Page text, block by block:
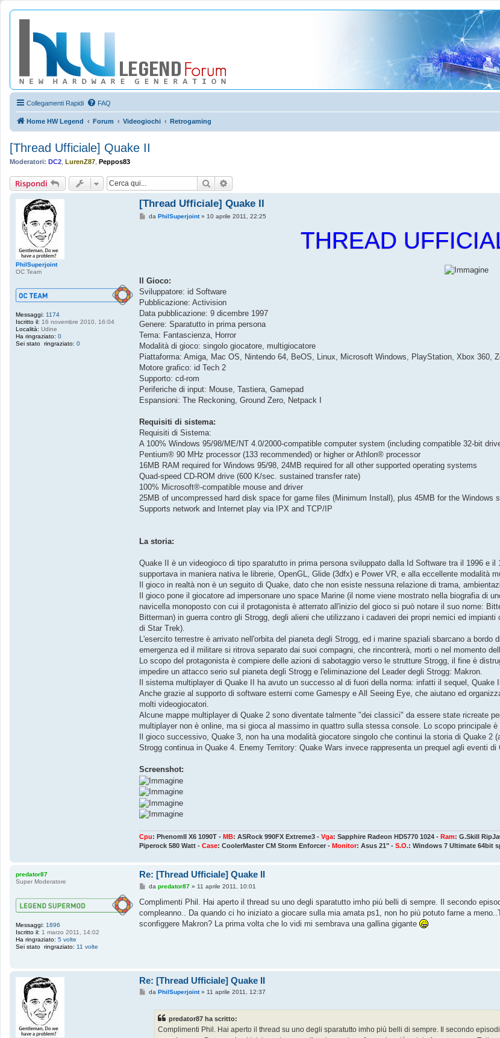
Collegamenti Rapidi FAQ
Home HW Legend Forum Videogiochi Retrogaming
[Thread Ufficiale] Quake II
Moderatori: DC2 LurenZ87 Peppos83
Rispondi Cerca
PhilSuperjoint
OC Team
Messaggi: 1174
Iscritto il: 16 novembre 2010, 16:04
Località: Udine
Ha ringraziato: 0
Sei stato ringraziato: 0
[Thread Ufficiale] Quake II
Mda PhilSuperjoint» 10 aprile 2011, 22:25
THREAD
Il Gioco:
Sviluppatore: id Software
Pubblicazione: Activision
Data pubblicazione: 9 dicembre 1997
Genere: Sparatutto in prima persona
Tema: Fantascienza, Horror
Modalità di gioco: singolo giocatore, multigiocatore
Piattaforma: Amiga, Mac OS, Nintendo 64, BeOS, Linux, Microsoft Windows, PlayStation, Xbox 360,
Motore grafico: id Tech 2
Supporto: cd-rom
Periferiche di input: Mouse, Tastiera, Gamepad
Espansioni: The Reckoning, Ground Zero, Netpack I
Requisiti di sistema:
Requisiti di Sistema:
A 100% Windows 95/98/ME/NT 4.0/2000-compatible computer system (including compatible 32-bit
Pentium® 90 MHz processor (133 recommended) or higher or Athlon® processor
16MB RAM required for Windows 95/98, 24MB required for all other supported operating systems
Quad-speed CD-ROM drive (600 K/sec. sustained transfer rate)
100% Microsoft®-compatible mouse and driver
25MB of uncompressed hard disk space for game files (Minimum Install), plus 45MB for the Windows
Supports network and Internet play via IPX and TCP/IP
La storia:
Quake II è un videogioco di tipo sparatutto in prima persona sviluppato dalla Id Software tra il 1996 e
supportava in maniera nativa le librerie, OpenGL, Glide (3dfx) e Power VR, e alla eccellente modalità
Il gioco in realtà non è un seguito di Quake, dato che non esiste nessuna relazione di trama,
Il gioco pone il giocatore ad impersonare uno space Marine (il nome viene mostrato nella biografia di
navicella monoposto con cui il protagonista è atterrato all'inizio del gioco si può notare il suo nome:
Bitterman) in guerra contro gli Strogg, degli alieni che utilizzano i cadaveri dei propri nemici ed
di Star Trek).
L'esercito terrestre è arrivato nell'orbita del pianeta degli Strogg, ed i marine spaziali sbarcano a
emergenza ed il militare si ritrova separato dai suoi compagni, che rincontrerà, morti o nel momento
Lo scopo del protagonista è compiere delle azioni di sabotaggio verso le strutture Strogg, il fine è
impedire un attacco serio sul pianeta degli Strogg e l'eliminazione del Leader degli Strogg: Makron.
Il sistema multiplayer di Quake II ha avuto un successo al di fuori della norma: infatti il sequel,
Anche grazie al supporto di software esterni come Gamespy e All Seeing Eye, che aiutano ed
molti videogiocatori.
Alcune mappe multiplayer di Quake 2 sono diventate talmente "dei classici" da essere state ricreate
multiplayer non è online, ma si gioca al massimo in quattro sulla stessa console. Lo scopo principale
Il gioco successivo, Quake 3, non ha una modalità giocatore singolo che continui la storia di Quake
Strogg continua in Quake 4. Enemy Territory: Quake Wars invece rappresenta un prequel agli eventi di
Screenshot:
Cpu: PhenomII X6 1090T - MB: ASRock 990FX Extreme3 - Vga: Sapphire Radeon HD5770 1024 - Ram: G.Skill
Piperock 580 Watt - Case: CoolerMaster CM Storm Enforcer - Monitor: Asus 21" - S.O.: Windows 7 Ultimate 64bit
predator87
Super Moderatore
Messaggi: 1896
Iscritto il: 1 marzo 2011, 14:02
Ha ringraziato: 5 volte
Sei stato ringraziato: 11 volte
Re: [Thread Ufficiale] Quake II
M
s
a
g
da predator87» 11 aprile 2011, 10:01
Complimenti Phil. Hai aperto il thread su uno degli sparatutto imho più belli di sempre. Il secondo
compleanno.. Da quando ci ho iniziato a giocare sulla mia amata ps1, non ho più potuto farne a
sconfiggere Makron? La prima volta che lo vidi mi sembrava una gallina gigante
Re: [Thread Ufficiale] Quake II
Mda PhilSuperjoint» 11 aprile 2011, 12:37
predator87 ha scritto:
Complimenti Phil. Hai aperto il thread su uno degli sparatutto imho più belli di sempre. Il secondo